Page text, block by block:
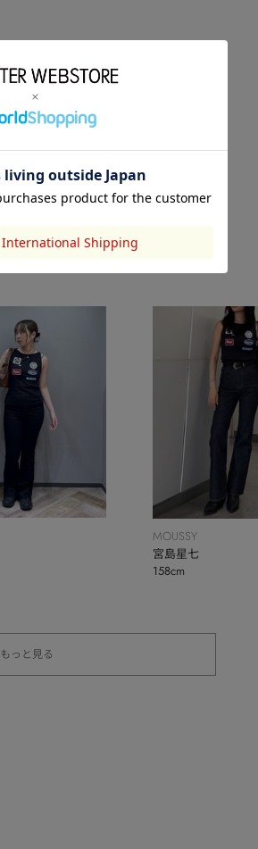
MOUSSY
宮島星七
158cm
もっと見る